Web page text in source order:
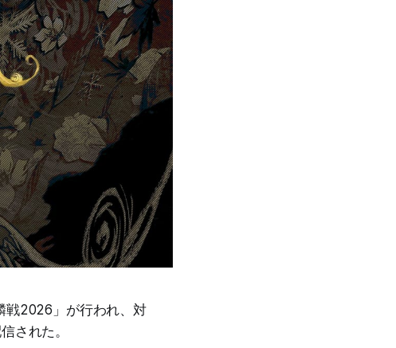
戦2026」が行われ、対
された。